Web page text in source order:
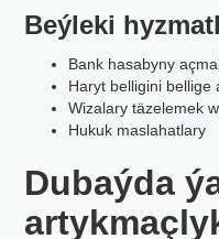
Beýleki
Bank hasabyny
Haryt belligini bellige
Wizalary täzelemek
Hukuk maslahatlary
Dubaýda